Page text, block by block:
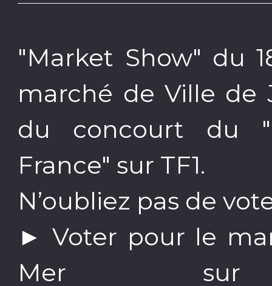
"Market Show" du
marché de Ville de
du concourt du
France" sur TF1.
N’oubliez pas de
► Voter pour le
Mer